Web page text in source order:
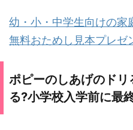
幼・小・中学生向けの家
無料おためし見本プレゼ
ポピーのしあげのド
る?小学校入学前に最